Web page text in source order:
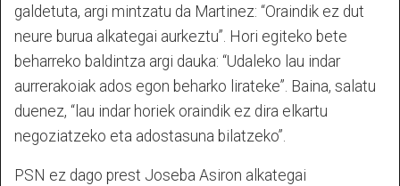
galdetuta, argi mintzatu da Martinez: “Oraindik ez dut
neure burua alkategai aurkeztu”. Hori egiteko bete
beharreko baldintza argi dauka: “Udaleko lau indar
aurrerakoiak ados egon beharko lirateke”. Baina, salatu
duenez, “lau indar horiek oraindik ez dira elkartu
negoziatzeko eta adostasuna bilatzeko”.
PSN ez dago prest Joseba Asiron alkategai